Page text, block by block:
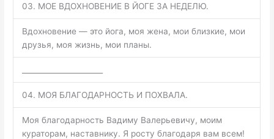
03. МОЕ ВДОХНОВЕНИЕ В ЙОГЕ ЗА НЕДЕЛЮ.
Вдохновение — это йога, моя жена, мои близкие, мои
друзья, моя жизнь, мои планы.
04. МОЯ БЛАГОДАРНОСТЬ И ПОХВАЛА.
Моя благодарность Вадиму Валерьевичу, моим
кураторам, наставнику. Я росту благодаря вам всем!